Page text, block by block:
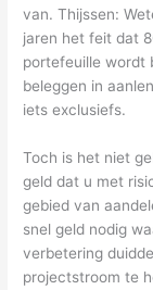
van. Thijssen:
jaren het feit dat
portefeuille wordt
beleggen in
iets exclusiefs.
Toch is het niet
geld dat u met
gebied van
snel geld nodig
verbetering
projectstroom te